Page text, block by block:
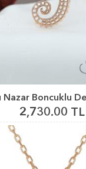
Nazar Boncuklu
2,730.00 TL